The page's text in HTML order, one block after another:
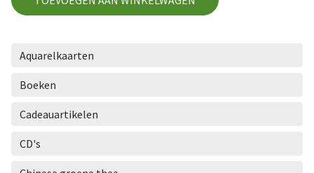
Aquarelkaarten
Boeken
Cadeauartikelen
CD's